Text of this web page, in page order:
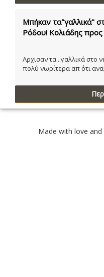
Μπήκαν τα"γαλλικά"
Ρόδου! Κολιάδης
Αρχισαν τα...γαλλικά στο
πολύ νωρίτερα απ ότι
Made with love